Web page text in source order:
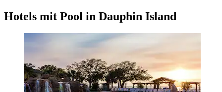
Hotels mit Pool in Dauphin Island